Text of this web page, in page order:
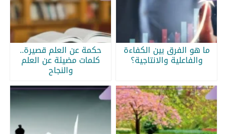
ما هو الفرق بين الكفاءة
والفاعلية والانتاجية؟
حكمة عن العلم قصيرة..
كلمات مضيئة عن العلم
والنجاح